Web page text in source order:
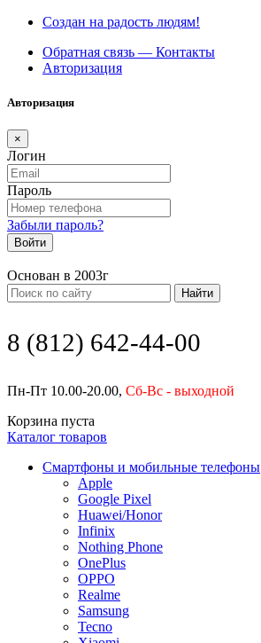
Создан на радость людям!
Обратная связь — Контакты
Авторизация
Авторизация
×
Логин
Пароль
Забыли пароль?
Войти
Основан в 2003г
Найти
8 (812) 642-44-00
Пн-Пт 10.00-20.00, Сб-Вс - выходной
Корзина пуста
Каталог товаров
Смартфоны и мобильные телефоны
Apple
Google Pixel
Huawei/Honor
Infinix
Nothing Phone
OnePlus
OPPO
Realme
Samsung
Tecno